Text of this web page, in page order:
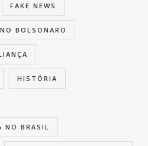
FAKE NEWS
BOLSONARO
HISTÓRIA
NO BRASIL